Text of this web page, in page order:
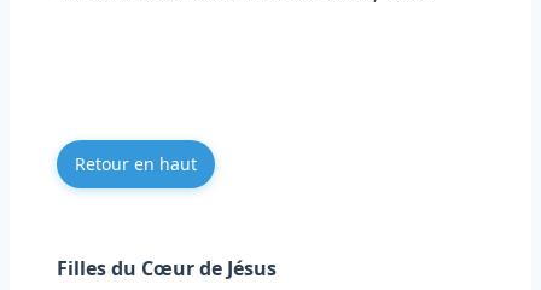
Retour en haut
Filles du Cœur de Jésus